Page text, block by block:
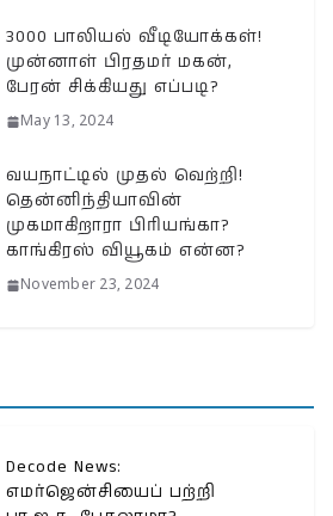
3000 பாலியல் வீடியோக்கள்!
முன்னாள் பிரதமர் மகன்,
பேரன் சிக்கியது எப்படி?
May 13, 2024
வயநாட்டில் முதல் வெற்றி!
தென்னிந்தியாவின்
முகமாகிறாரா பிரியங்கா?
காங்கிரஸ் வியூகம் என்ன?
November 23, 2024
Decode News:
எமர்ஜென்சியைப் பற்றி